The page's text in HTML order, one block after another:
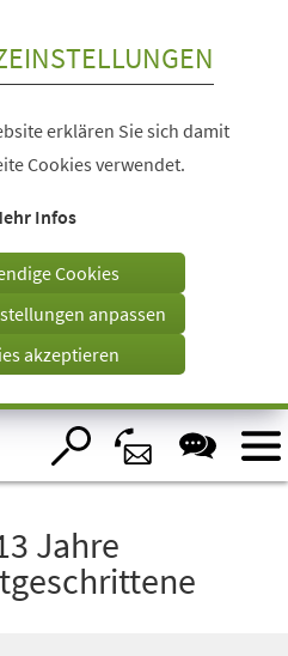
erklären Sie sich damit
Cookies verwendet.
Infos
Cookies
anpassen
akzeptieren
Jahre